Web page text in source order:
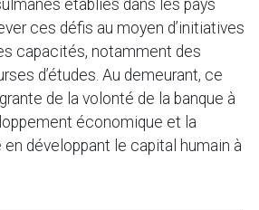
établies dans les pays
ces défis au moyen d’initiatives
capacités, notamment des
d’études. Au demeurant, ce
de la volonté de la banque à
économique et la
développant le capital humain à